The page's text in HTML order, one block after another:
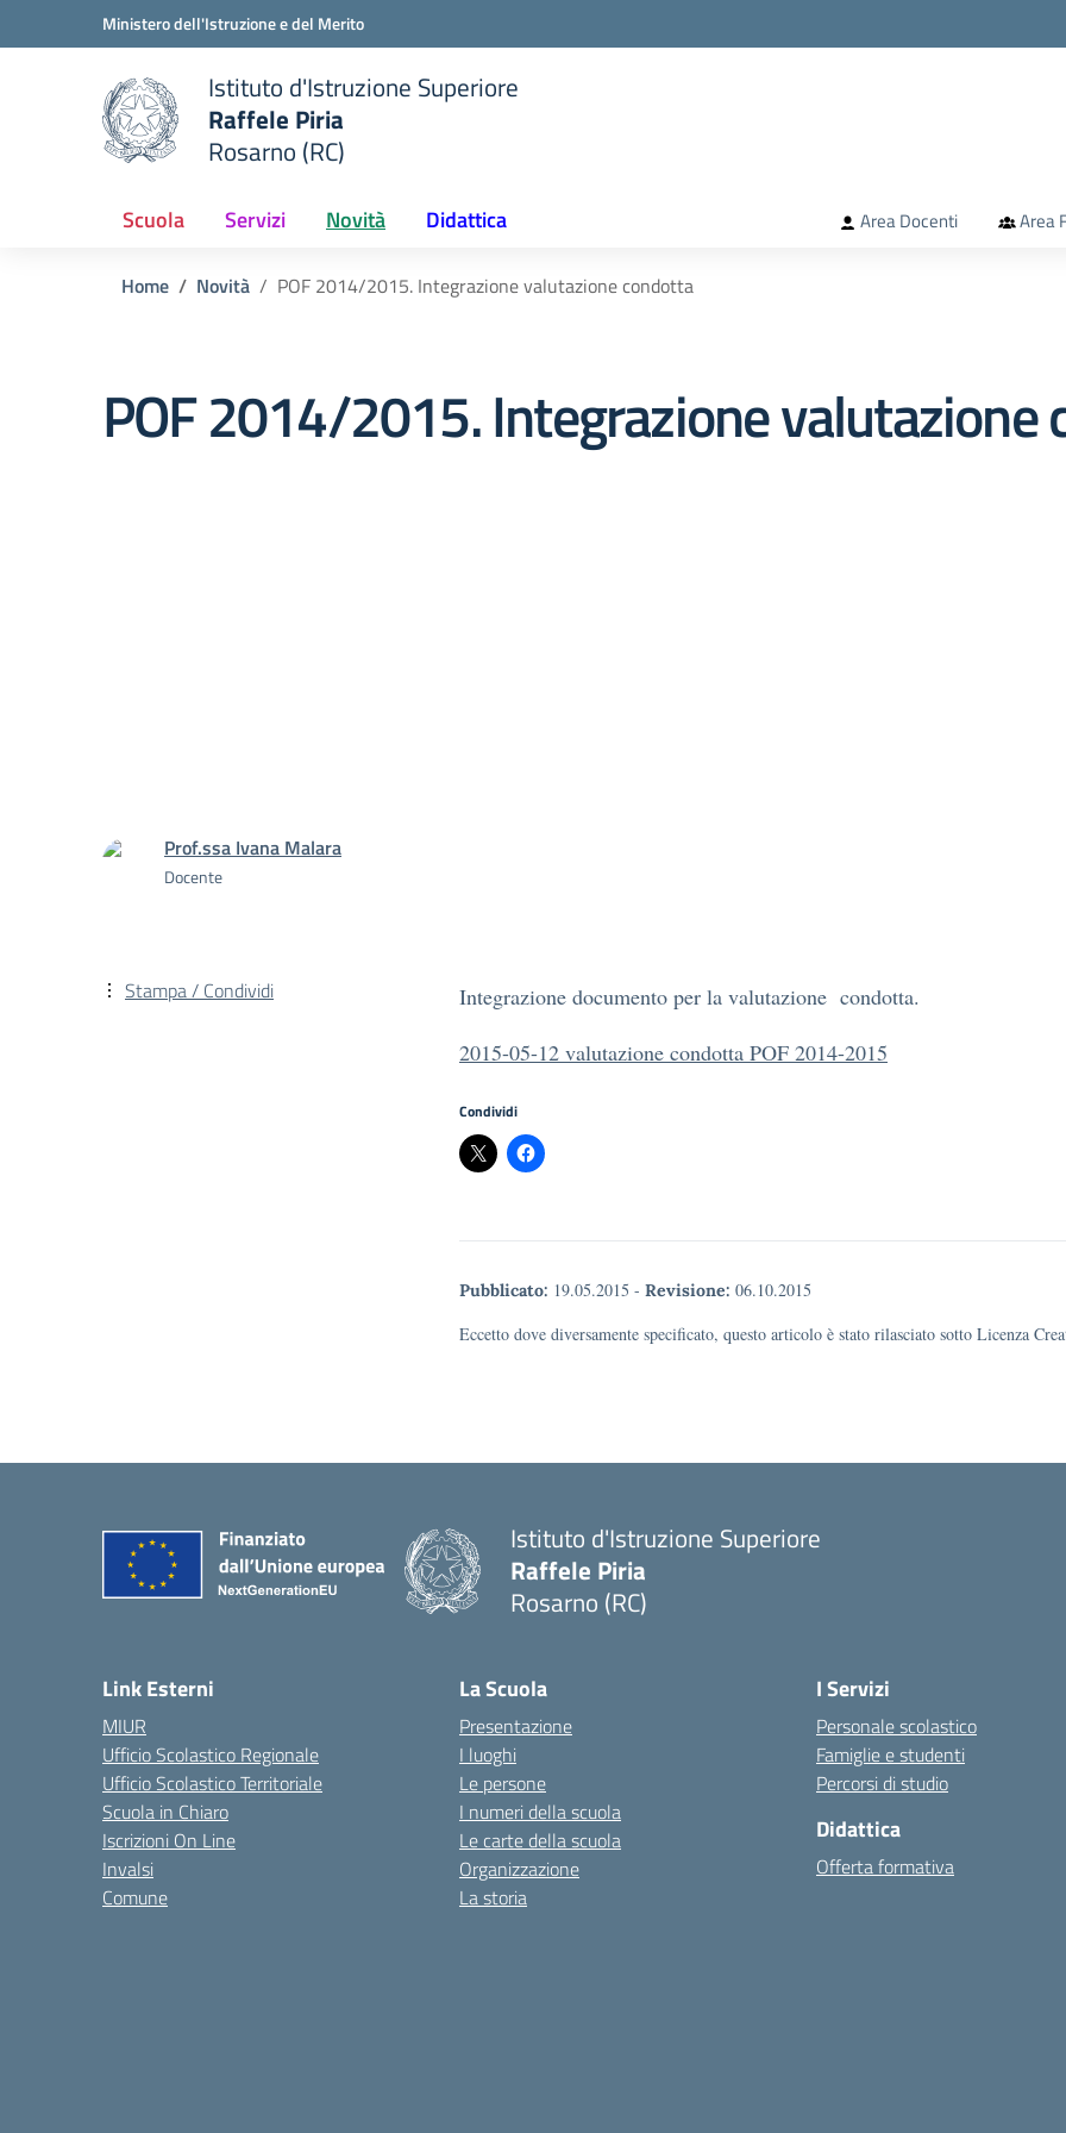
Vai ai contenuti
Vai al menu di navigazioneMinistero dell'Istruzione e del Merito
scuola
Istituto d'Istruzione Superiore
Raffele Piria
Rosarno (RC)
Scuola Servizi Novità Didattica Area Docenti Area
Home Novità POF 2014/2015. Integrazione valutazione condotta
POF 2014/2015. Integrazione valutazione
Prof.ssa Ivana Malara
Docente
Integrazione documento per la valutazione condotta.
2015-05-12 valutazione condotta POF 2014-2015
Condividi
Pubblicato: 19.05.2015 - Revisione: 06.10.2015
Eccetto dove diversamente specificato, questo articolo è stato rilasciato sotto Licenza
Stampa / Condividi
Istituto d'Istruzione Superiore
Raffele Piria
Rosarno (RC)
Link Esterni
MIUR
Ufficio Scolastico Regionale
Ufficio Scolastico Territoriale
Scuola in Chiaro
Iscrizioni On Line
Invalsi
Comune
La Scuola
Presentazione
I luoghi
Le persone
I numeri della scuola
Le carte della scuola
Organizzazione
La storia
I Servizi
Personale scolastico
Famiglie e studenti
Percorsi di studio
Didattica
Offerta formativa